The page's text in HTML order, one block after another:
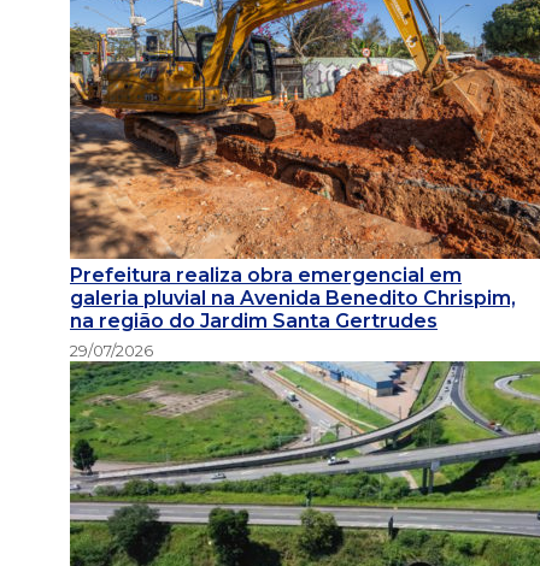
Prefeitura realiza obra emergencial em
galeria pluvial na Avenida Benedito Chrispim,
na região do Jardim Santa Gertrudes
29/07/2026